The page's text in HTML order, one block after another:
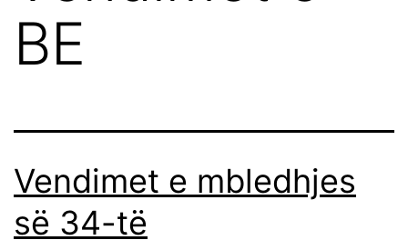
BE
Vendimet e mbledhjes
së 34-të